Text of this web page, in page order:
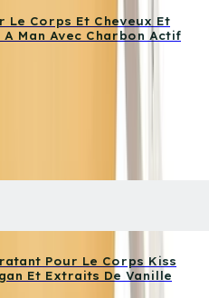
Le Corps Et Cheveux Et
Man Avec Charbon Actif
Pour Le Corps Kiss
Et Extraits De Vanille